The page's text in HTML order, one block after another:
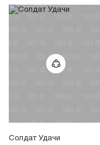
Солдат Удачи